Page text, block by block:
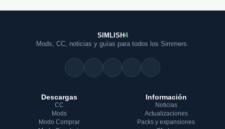
SIMLISH4
Mods, CC, noticias y guías para todos los Simmers.
Descargas
CC
Mods
Modo Comprar
Información
Noticias
Actualizaciones
Packs y expansiones